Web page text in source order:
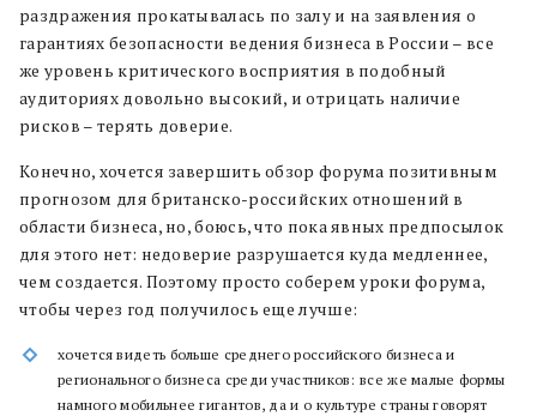
раздражения прокатывалась по залу и на заявления о
гарантиях безопасности ведения бизнеса в России – все
же уровень критического восприятия в подобный
аудиториях довольно высокий, и отрицать наличие
рисков – терять доверие.
Конечно, хочется завершить обзор форума позитивным
прогнозом для британско-российских отношений в
области бизнеса, но, боюсь, что пока явных предпосылок
для этого нет: недоверие разрушается куда медленнее,
чем создается. Поэтому просто соберем уроки форума,
чтобы через год получилось еще лучше:
хочется видеть больше среднего российского бизнеса и
регионального бизнеса среди участников: все же малые формы
намного мобильнее гигантов, да и о культуре страны говорят